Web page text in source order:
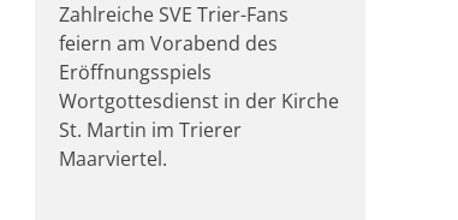
Zahlreiche SVE Trier-Fans
feiern am Vorabend des
Eröffnungsspiels
Wortgottesdienst in der Kirche
St. Martin im Trierer
Maarviertel.